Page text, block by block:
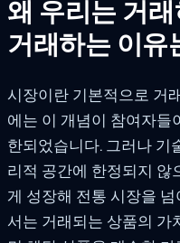
왜 우리는 거
거래하는 이유
시장이란 기본적으로 거
에는 이 개념이 참여자들
한되었습니다. 그러나 기
리적 공간에 한정되지 않
게 성장해 전통 시장을
서는 거래되는 상품의 가